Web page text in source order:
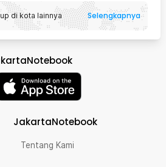
di kota lainnya Selengkapnya
JakartaNotebook
Tentang Kami